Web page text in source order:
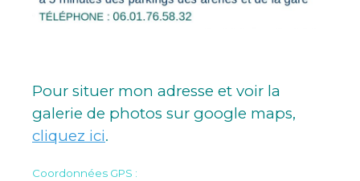
Pour situer mon adresse et voir la
galerie de photos sur google maps,
cliquez ici.
Coordonnées GPS :